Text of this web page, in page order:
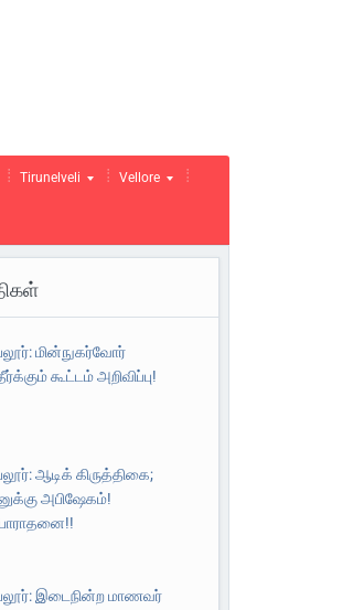
Tirunelveli Vellore
மின்நுகர்வோர்
கூட்டம் அறிவிப்பு!
ஆடிக் கிருத்திகை;
அபிஷேகம்!
இடைநின்ற மாணவர்